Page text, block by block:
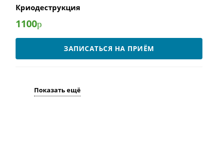
Криодеструкция
1100р
ЗАПИСАТЬСЯ НА ПРИЁМ
Показать ещё